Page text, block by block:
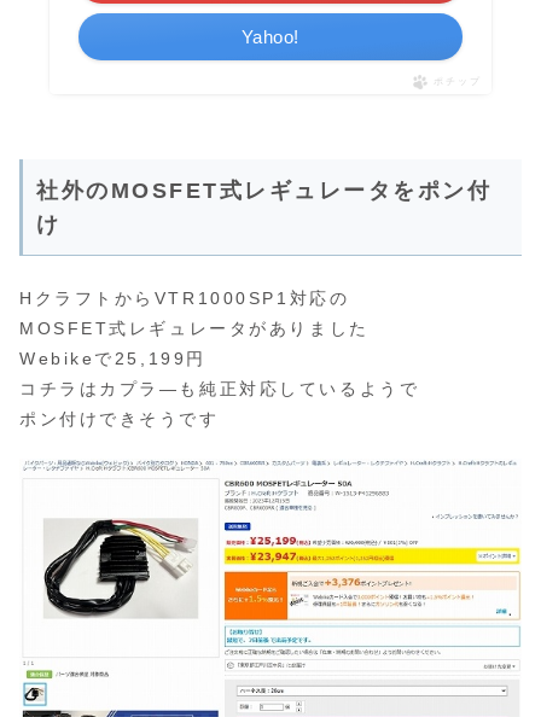
Yahoo!
ポチップ
社外のMOSFET式レギュレータをポン付
け
HクラフトからVTR1000SP1対応の
MOSFET式レギュレータがありました
Webikeで25,199円
コチラはカプラ―も純正対応しているようで
ポン付けできそうです